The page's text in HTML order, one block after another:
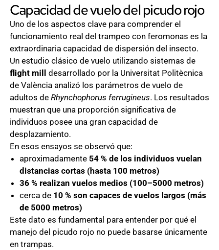
Capacidad de vuelo del picudo rojo
Uno de los aspectos clave para comprender el
funcionamiento real del trampeo con feromonas es la
extraordinaria capacidad de dispersión del insecto.
Un estudio clásico de vuelo utilizando sistemas de
flight mill
desarrollado por la Universitat Politècnica
de València analizó los parámetros de vuelo de
adultos de Rhynchophorus ferrugineus. Los resultados
muestran que una proporción significativa de
individuos posee una gran capacidad de
desplazamiento.
En esos ensayos se observó que:
aproximadamente 54 % de los individuos vuelan
distancias cortas (hasta 100 metros)
36 % realizan vuelos medios (100–5000 metros)
cerca de 10 % son capaces de vuelos largos (más
de 5000 metros)
Este dato es fundamental para entender por qué el
manejo del picudo rojo no puede basarse únicamente
en trampas.